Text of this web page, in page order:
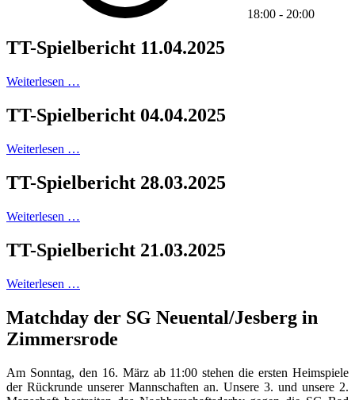
18:00 - 20:00
TT-Spielbericht 11.04.2025
Weiterlesen …
TT-Spielbericht 04.04.2025
Weiterlesen …
TT-Spielbericht 28.03.2025
Weiterlesen …
TT-Spielbericht 21.03.2025
Weiterlesen …
Matchday der SG Neuental/Jesberg in
Zimmersrode
Am Sonntag, den 16. März ab 11:00 stehen die ersten Heimspiele
der Rückrunde unserer Mannschaften an. Unsere 3. und unsere 2.